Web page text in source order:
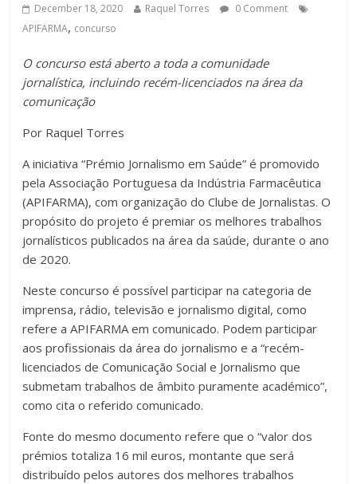
December 18, 2020 Raquel Torres
0 Comment
APIFARMA, concurso
O concurso está aberto a toda a comunidade
jornalística, incluindo recém-licenciados na área da
comunicação
Por Raquel Torres
A iniciativa “Prémio Jornalismo em Saúde” é promovido
pela Associação Portuguesa da Indústria Farmacêutica
(APIFARMA), com organização do Clube de Jornalistas. O
propósito do projeto é premiar os melhores trabalhos
jornalísticos publicados na área da saúde, durante o ano
de 2020.
Neste concurso é possível participar na categoria de
imprensa, rádio, televisão e jornalismo digital, como
refere a APIFARMA em comunicado. Podem participar
aos profissionais da área do jornalismo e a “recém-
licenciados de Comunicação Social e Jornalismo que
submetam trabalhos de âmbito puramente académico”,
como cita o referido comunicado.
Fonte do mesmo documento refere que o “valor dos
prémios totaliza 16 mil euros, montante que será
distribuído pelos autores dos melhores trabalhos